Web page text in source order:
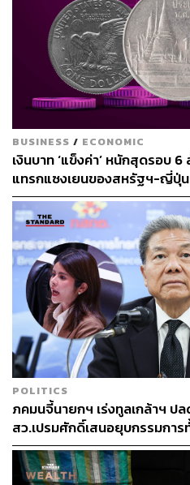
กดดันสำคัญจากราคาพลังงาน
ระดับสูง แม้ว่าความผันผวนจะ
โลจิสติกส์และค่าขนส่งที่ยังไม่
รวมถึงราคาวัตถุดิบที่ยังมีควา
ยังคงเผชิญภาระต้นทุนอย่างต่อ
ไปยังราคาสินค้า (Consumer
เศรษฐกิจในประเทศที่ยังฟื้นตัวไ
บริโภคที่ยังอ่อนแอ อีกทั้ง การ
กดดันให้ผู้ประกอบการไม่สาม
เต็มที่ส่งผลให้การขยายตัวขอ
ลงหรือทรงตัวอย่างต่อเนื่อง
ผลสำรวจชี้ ธุรกิจ 81%
ตึงตัว-ขาดแคลน
สอดคล้องกับ ผลสำรวจความเ
(BSI Special) เดือนเม.ย.
(ธปท.) ที่มีผู้ตอบแบบสอบถาม
ได้รับผลกระทบอย่างหนักจากต้
แห่งกำลังเผชิญกับปัญหาวัตถุดิ
ดังนี้
BUSINESS / ECONOMIC
เงินบาท ‘แข็งค่า’ หนักสุดรอบ
แทรกแซงเยนของสหรัฐฯ-ญี่ปุ่
เปิดเป้าสิ้นปีนี้จ่อแข็งต่อแตะ
POLITICS
ภคมนจี้นายกฯ เร่งทูลเกล้าฯ ป
สว.เปรมศักดิ์เสนอยุบกรรมกา